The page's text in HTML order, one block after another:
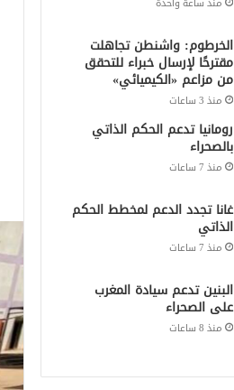
منذ ساعة واحدة
الخرطوم: واشنطن تجاهلت
مقترحًا لإرسال خبراء للتحقق
من مزاعم «الكيميائي»
منذ 3 ساعات
رومانيا تدعم الحكم الذاتي
بالصحراء
منذ 7 ساعات
غانا تجدد الدعم لمخطط الحكم
الذاتي
منذ 7 ساعات
البنين تدعم سيادة المغرب
على الصحراء
منذ 8 ساعات